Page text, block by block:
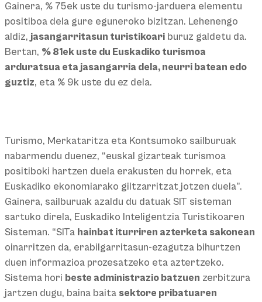
Gainera, % 75ek uste du turismo-jarduera elementu
positiboa dela gure eguneroko bizitzan. Lehenengo
aldiz,jasangarritasun turistikoari buruz galdetu da.
Bertan, % 81ek uste du Euskadiko turismoa
arduratsua eta jasangarria dela, neurri batean edo
guztiz, eta % 9k uste du ez dela.
Turismo, Merkataritza eta Kontsumoko sailburuak
nabarmendu duenez, “euskal gizarteak turismoa
positiboki hartzen duela erakusten du horrek, eta
Euskadiko ekonomiarako giltzarritzat jotzen duela”.
Gainera, sailburuak azaldu du datuak SIT sisteman
sartuko direla, Euskadiko Inteligentzia Turistikoaren
Sisteman. “SITa hainbat iturriren azterketa sakonean
oinarritzen da, erabilgarritasun-ezagutza bihurtzen
duen informazioa prozesatzeko eta aztertzeko.
Sistema hori beste administrazio batzuen zerbitzura
jartzen dugu, baina baita sektore pribatuaren